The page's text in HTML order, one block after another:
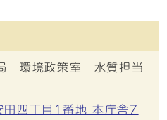
環境政策室 水質担当
四丁目1番地 本庁舎7